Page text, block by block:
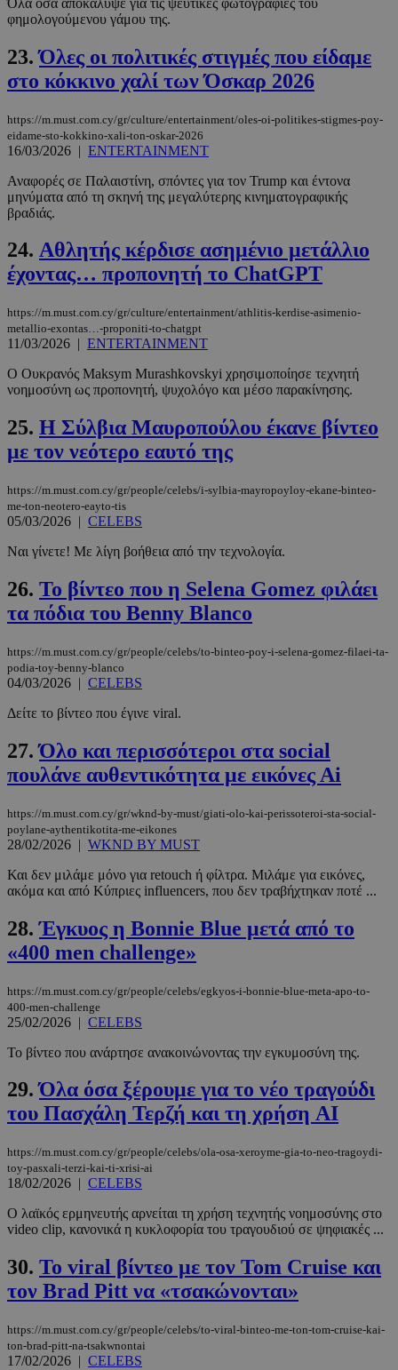
φημολογούμενου γάμου της.
23.Όλες οι πολιτικές στιγμές που είδαμε
στο κόκκινο χαλί των Όσκαρ 2026
https://m.must.com.cy/gr/culture/entertainment/oles-oi-politikes-stigmes-poy-
eidame-sto-kokkino-xali-ton-oskar-2026
16/03/2026 | ENTERTAINMENT
Αναφορές σε Παλαιστίνη, σπόντες για τον Trump και έντονα
μηνύματα από τη σκηνή της μεγαλύτερης κινηματογραφικής
βραδιάς.
24. Αθλητής κέρδισε ασημένιο μετάλλιο
έχοντας… προπονητή το ChatGPT
https://m.must.com.cy/gr/culture/entertainment/athlitis-kerdise-asimenio-
metallio-exontas…-proponiti-to-chatgpt
11/03/2026 | ENTERTAINMENT
Ο Ουκρανός Maksym Murashkovskyi χρησιμοποίησε τεχνητή
νοημοσύνη ως προπονητή, ψυχολόγο και μέσο παρακίνησης.
25. Η Σύλβια Μαυροπούλου έκανε βίντεο
με τον νεότερο εαυτό της
https://m.must.com.cy/gr/people/celebs/i-sylbia-mayropoyloy-ekane-binteo-
me-ton-neotero-eayto-tis
05/03/2026 | CELEBS
Ναι γίνετε! Με λίγη βοήθεια από την τεχνολογία.
26. Το βίντεο που η Selena Gomez φιλάει
τα πόδια του Benny Blanco
https://m.must.com.cy/gr/people/celebs/to-binteo-poy-i-selena-gomez-filaei-ta-
podia-toy-benny-blanco
04/03/2026 | CELEBS
Δείτε το βίντεο που έγινε viral.
27.Όλο και περισσότεροι στα social
πουλάνε αυθεντικότητα με εικόνες Αi
https://m.must.com.cy/gr/wknd-by-must/giati-olo-kai-perissoteroi-sta-social-
poylane-aythentikotita-me-eikones
28/02/2026 | WKND BY MUST
Και δεν μιλάμε μόνο για retouch ή φίλτρα. Μιλάμε για εικόνες,
ακόμα και από Κύπριες influencers, που δεν τραβήχτηκαν ποτέ ...
28.Έγκυος η Bonnie Blue μετά από το
«400 men challenge»
https://m.must.com.cy/gr/people/celebs/egkyos-i-bonnie-blue-meta-apo-to-
400-men-challenge
25/02/2026 | CELEBS
Το βίντεο που ανάρτησε ανακοινώνοντας την εγκυμοσύνη της.
29.Όλα όσα ξέρουμε για το νέο τραγούδι
του Πασχάλη Τερζή και τη χρήση AI
https://m.must.com.cy/gr/people/celebs/ola-osa-xeroyme-gia-to-neo-tragoydi-
toy-pasxali-terzi-kai-ti-xrisi-ai
18/02/2026 | CELEBS
Ο λαϊκός ερμηνευτής αρνείται τη χρήση τεχνητής νοημοσύνης στο
video clip, κανονικά η κυκλοφορία του τραγουδιού σε ψηφιακές ...
30. To viral βίντεο με τον Tom Cruise και
τον Brad Pitt να «τσακώνονται»
https://m.must.com.cy/gr/people/celebs/to-viral-binteo-me-ton-tom-cruise-kai-
ton-brad-pitt-na-tsakwnontai
17/02/2026 | CELEBS
LangCookie www.must.com.cy
1
CookieScriptConsent
_scc_session
.entelia-
adserver.com
19 λεπτά
PHPSESSID
PHP.net
συνεδρία
PHPSESSID
PHP.net
συνεδρία